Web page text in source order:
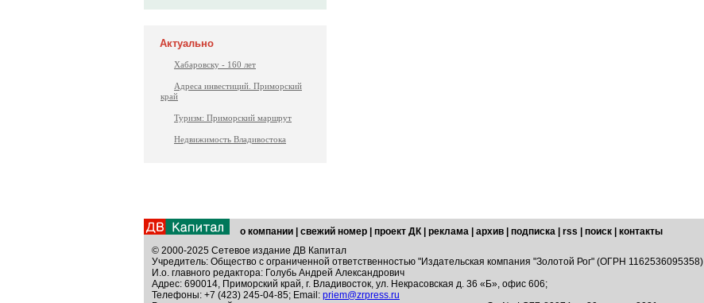
Актуально
Хабаровску - 160 лет
Адреса инвестиций. Приморский
край
Туризм: Приморский маршрут
Недвижимость Владивостока
о компании свежий номер проект ДК реклама архив подписка rss поиск
контакты
© 2000-2025 Сетевое издание ДВ Капитал
Учредитель: Общество с ограниченной ответственностью "Издательская компания "Золотой Рог" (ОГРН 1162536095358)
И.о. главного редактора: Голубь Андрей Александрович
Адрес: 690014, Приморский край, г. Владивосток, ул. Некрасовская д. 36 «Б», офис 606;
Телефоны: +7 (423) 245-04-85; Email: priem@zrpress.ru